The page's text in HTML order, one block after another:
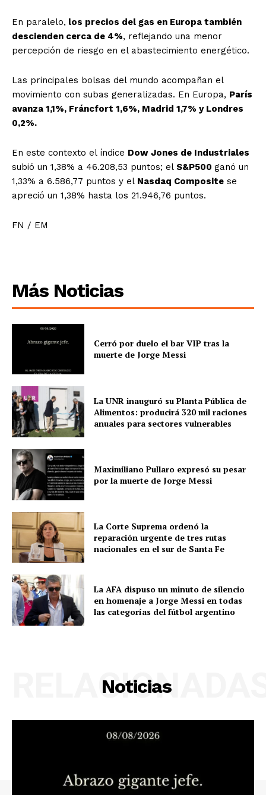
En paralelo, los precios del gas en Europa también
descienden cerca de 4%, reflejando una menor
percepción de riesgo en el abastecimiento energético.
Las principales bolsas del mundo acompañan el
movimiento con subas generalizadas. En Europa, París
avanza 1,1%, Fráncfort 1,6%, Madrid 1,7% y Londres
0,2%.
En este contexto el índice Dow Jones de Industriales
subió un 1,38% a 46.208,53 puntos; el S&P500 ganó un
1,33% a 6.586,77 puntos y el Nasdaq Composite se
apreció un 1,38% hasta los 21.946,76 puntos.
FN / EM
Más Noticias
Cerró por duelo el bar VIP tras la
muerte de Jorge Messi
La UNR inauguró su Planta Pública de
Alimentos: producirá 320 mil raciones
anuales para sectores vulnerables
Maximiliano Pullaro expresó su pesar
por la muerte de Jorge Messi
La Corte Suprema ordenó la
reparación urgente de tres rutas
nacionales en el sur de Santa Fe
La AFA dispuso un minuto de silencio
en homenaje a Jorge Messi en todas
las categorías del fútbol argentino
Noticias